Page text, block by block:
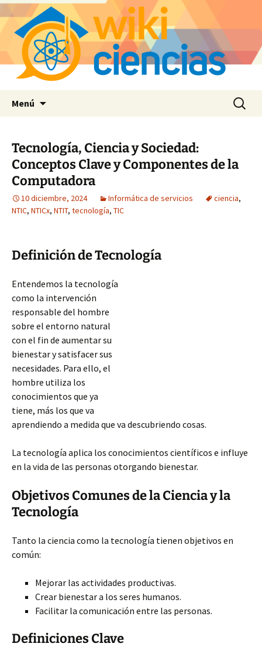
Menú Buscar:
Tecnología, Ciencia y Sociedad:
Conceptos Clave y Componentes de la
Computadora
10 diciembre, 2024 Informática de servicios ciencia,
NTIC, NTICx, NTIT, tecnología, TIC
Definición de Tecnología
Entendemos la tecnología
como la intervención
responsable del hombre
sobre el entorno natural
con el fin de aumentar su
bienestar y satisfacer sus
necesidades. Para ello, el
hombre utiliza los
conocimientos que ya
tiene, más los que va
aprendiendo a medida que va descubriendo cosas.
La tecnología aplica los conocimientos científicos e influye
en la vida de las personas otorgando bienestar.
Objetivos Comunes de la Ciencia y la
Tecnología
Tanto la ciencia como la tecnología tienen objetivos en
común:
Mejorar las actividades productivas.
Crear bienestar a los seres humanos.
Facilitar la comunicación entre las personas.
Definiciones Clave